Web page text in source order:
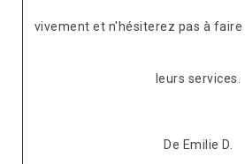
vivement et n'hésiterez pas à faire
leurs services.
De Emilie D.